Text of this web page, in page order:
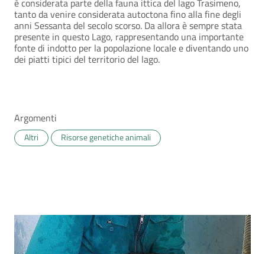
è considerata parte della fauna ittica del lago Trasimeno,
tanto da venire considerata autoctona fino alla fine degli
anni Sessanta del secolo scorso. Da allora è sempre stata
presente in questo Lago, rappresentando una importante
fonte di indotto per la popolazione locale e diventando uno
dei piatti tipici del territorio del lago.
Argomenti
Altri Risorse genetiche animali